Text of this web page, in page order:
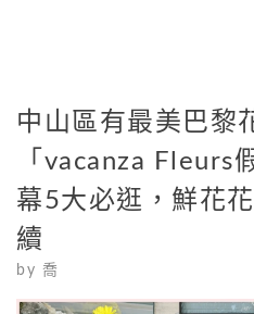
中山區有最美巴黎
「vacanza Fleurs
幕5大必逛，鮮花
續
by 喬